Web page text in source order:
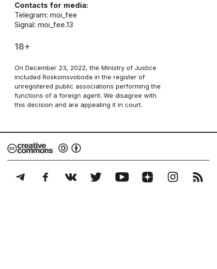
Contacts for media:
Telegram: moi_fee
Signal: moi_fee.13
18+
On December 23, 2022, the Ministry of Justice
included Roskomsvoboda in the register of
unregistered public associations performing the
functions of a foreign agent. We disagree with
this decision and are appealing it in court.